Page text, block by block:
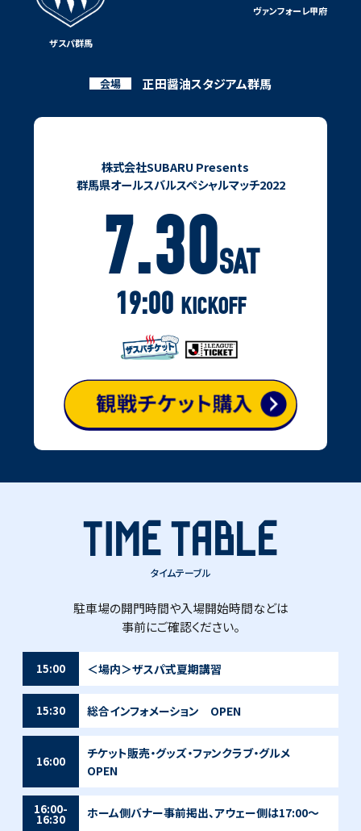
戦う姿、高い集中力をみせ、連敗を6で止めるとともに、5月15日第16節
岡山戦以来となる12試合ぶりの勝利を掴むことに成功した。
スパには、徐々に追い風が吹き始めている。
ケガで長期離脱していたキャプテン・細貝萌が戦列に復帰、また、J3松
前節の勝利、そして、吹き始めた追い風に乗り、さらに浮上するために
は、今節の甲府戦の勝利が必須となる。
甲府は、現在、リーグ15位と本来の力を出し切れていない。また、前節、
トップチームの選手複数名が新型コロナウイルス感染症の陽性診断を
受け、試合が中止に。チームも、3日間の活動停止になるなど難しい状
れるウィリアン・リラなど、得点力のある選手も多い。侮れば痛い目に
12試合ぶりに勝利したザスパだが、ホーム・正田醤油スタジアム群馬で
は、4月3日第8節水戸戦以来、勝利がない。ホームで、久しぶりの草津節
を響き渡らせ、反転攻勢の夏にするために。チームとともに、我々サポ
ーターも、ザスパらしく、直向きに戦うのみだ！
文・笹川裕昭
ザスパ群馬
ヴァンフォーレ甲府
会場 正田醤油スタジアム群馬
株式会社SUBARU Presents
群馬県オールスバルスペシャルマッチ2022
7.30SAT
19:00 KICKOFF
TIME TABLE
タイムテーブル
駐車場の開門時間や入場開始時間などは
事前にご確認ください。
15:00 ＜場内＞ザスパ式夏期講習
15:30 総合インフォメーション OPEN
16:00
チケット販売・グッズ・ファンクラブ・グルメ
OPEN
16:00-
16:30 ホーム側バナー事前掲出、アウェー側は17:00～